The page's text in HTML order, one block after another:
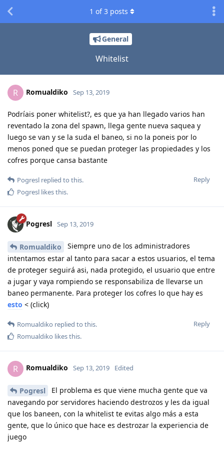
General
Whitelist
1 of3 posts
R Romualdiko Sep 13, 2019
Podríais poner whitelist?, es que ya han llegado varios han
reventado la zona del spawn, llega gente nueva saquea y
luego se van y se la suda el baneo, si no la poneis por lo
menos poned que se puedan proteger las propiedades y los
cofres porque cansa bastante
Reply
Pogresl replied to this.
Pogresl likes this.
Pogresl Sep 13, 2019
Romualdiko
Siempre uno de los administradores
intentamos estar al tanto para sacar a estos usuarios, el tema
de proteger seguirá asi, nada protegido, el usuario que entre
a jugar y vaya rompiendo se responsabiliza de llevarse un
baneo permanente. Para proteger los cofres lo que hay es
esto < (click)
Reply
Romualdiko replied to this.
Romualdiko likes this.
R Romualdiko Sep 13, 2019 Edited
Pogresl
El problema es que viene mucha gente que va
navegando por servidores haciendo destrozos y les da igual
que los baneen, con la whitelist te evitas algo más a esta
gente, que lo único que hace es destrozar la experiencia de
juego